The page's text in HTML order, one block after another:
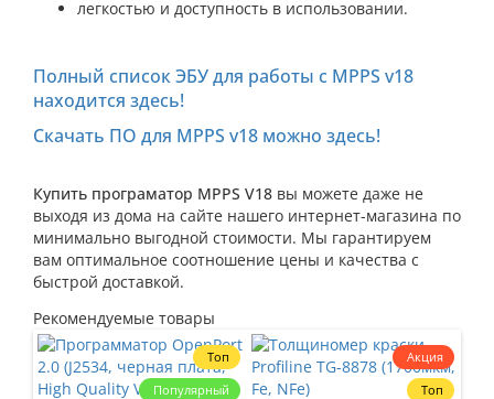
легкостью и доступность в использовании.
Полный список ЭБУ для работы с MPPS v18
находится здесь!
Скачать ПО для MPPS v18 можно здесь!
Купить програматор MPPS V18 вы можете даже не
выходя из дома на сайте нашего интернет-магазина по
минимально выгодной стоимости. Мы гарантируем
вам оптимальное соотношение цены и качества с
быстрой доставкой.
Рекомендуемые товары
Топ
Популярный
Акция
Топ